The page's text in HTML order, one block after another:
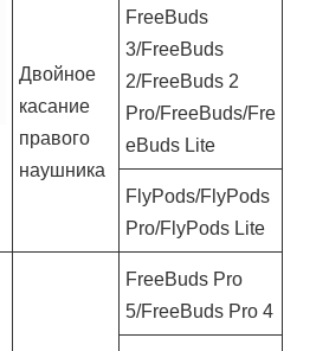
Двойное
касание
правого
наушника
FreeBuds
3/FreeBuds
2/FreeBuds 2
Pro/FreeBuds/Fre
eBuds Lite
FlyPods/FlyPods
Pro/FlyPods Lite
FreeBuds Pro
5/FreeBuds Pro 4